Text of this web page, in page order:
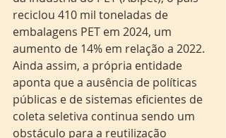
reciclou 410 mil toneladas de
embalagens PET em 2024, um
aumento de 14% em relação a 2022.
Ainda assim, a própria entidade
aponta que a ausência de políticas
públicas e de sistemas eficientes de
coleta seletiva continua sendo um
obstáculo para a reutilização